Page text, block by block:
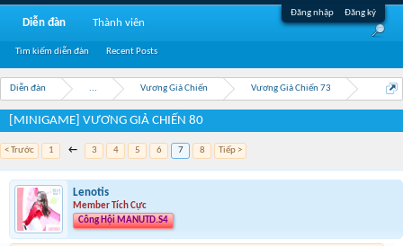
Đăng nhập Đăng ký
Diễn đàn ... Vương Giả Chiến Vương Giả Chiến 73
[MINIGAME] VƯƠNG GIẢ CHIẾN 80
< Trước 1 ← 3 4 5 6 7 8 Tiếp >
Lenotis
Member Tích Cực
Công Hội MANUTD.S4
Diễn đàn
Tìm kiếm diễn đàn Recent Posts
Thành viên